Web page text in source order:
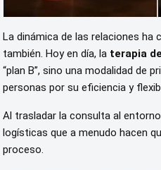
La dinámica de las relaciones ha
también. Hoy en día, la terapia
“plan B”, sino una modalidad de
personas por su eficiencia y
Al trasladar la consulta al
logísticas que a menudo hacen
proceso.